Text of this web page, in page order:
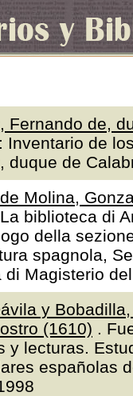
Fernando de,
Inventario de
duque de
Molina,
biblioteca di
della
spagnola,
di Magisterio
y
(1610) .
y lecturas.
españolas